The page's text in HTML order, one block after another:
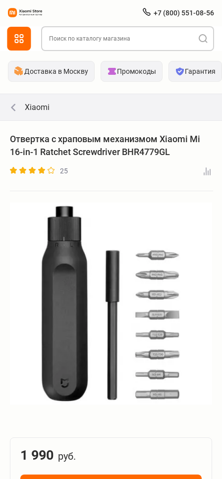
+7 (800) 551-08-56
Доставка в Москву Промокоды Гарантия
Xiaomi
Отвертка с храповым механизмом Xiaomi Mi
16-in-1 Ratchet Screwdriver BHR4779GL
25
1 990 руб.